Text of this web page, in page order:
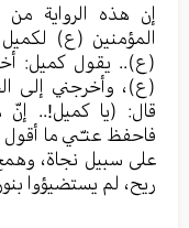
إن هذه الرواية من
المؤمنين (ع)
(ع).. يقول كميل:
(ع)، وأخرجني إلى
قال: (يا كميل!.. إنّ
فاحفظ عنـّي ما أقول
على سبيل نجاة،
ريح، لم يستضيؤوا